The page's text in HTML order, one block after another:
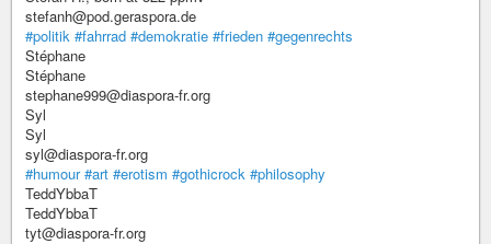
stefanh@pod.geraspora.de
#politik #fahrrad #demokratie #frieden #gegenrechts
Stéphane
Stéphane
stephane999@diaspora-fr.org
Syl
Syl
syl@diaspora-fr.org
#humour #art #erotism #gothicrock #philosophy
TeddYbbaT
TeddYbbaT
tyt@diaspora-fr.org